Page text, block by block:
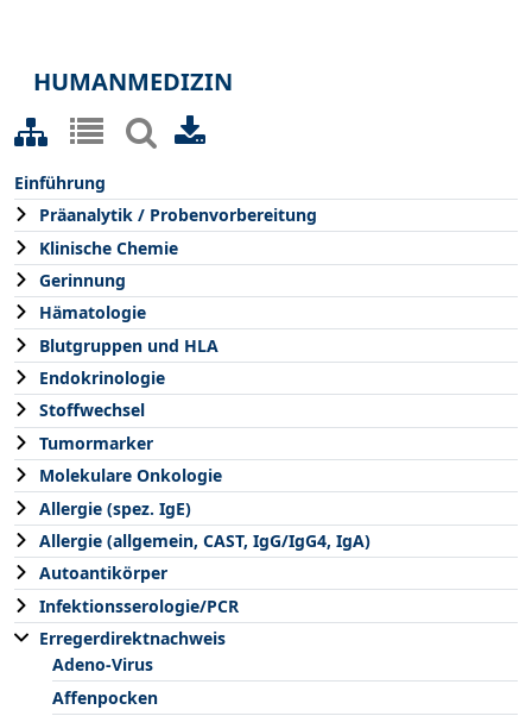
HUMANMEDIZIN
Einführung
Präanalytik / Probenvorbereitung
Klinische Chemie
Gerinnung
Hämatologie
Blutgruppen und HLA
Endokrinologie
Stoffwechsel
Tumormarker
Molekulare Onkologie
Allergie (spez. IgE)
Allergie (allgemein, CAST, IgG/IgG4, IgA)
Autoantikörper
Infektionsserologie/PCR
Erregerdirektnachweis
Adeno-Virus
Affenpocken